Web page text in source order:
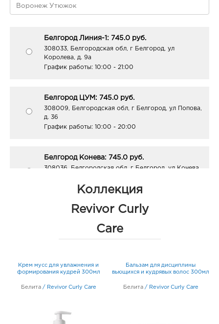
Белгород Линия-1: 745.0 руб.
308033, Белгородская обл, г Белгород, ул
Королева, д. 9а
График работы: 10:00 - 21:00
Белгород ЦУМ: 745.0 руб.
308009, Белгородская обл, г Белгород, ул Попова,
д. 36
График работы: 10:00 - 20:00
Белгород Конева: 745.0 руб.
308036, Белгородская обл, г Белгород, ул Конева,
График работы:9:00 - 18:00
308010, Белгородская обл, г Белгород, пр-кт
308009, Белгородская обл, г Белгород, пр-кт
Коллекция
Revivor Curly
Care
Крем мусс для увлажнения и
формирования кудрей 300мл
Белита / Revivor Curly Care
Бальзам для дисциплины
вьющихся и кудрявых волос 300мл
Белита / Revivor Curly Care